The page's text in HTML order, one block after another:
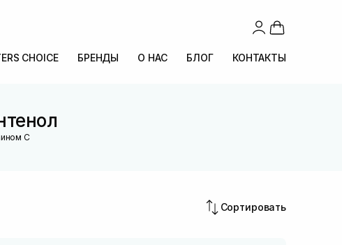
CHOICE БРЕНДЫ О НАС БЛОГ КОНТАКТЫ
С
Сортировать